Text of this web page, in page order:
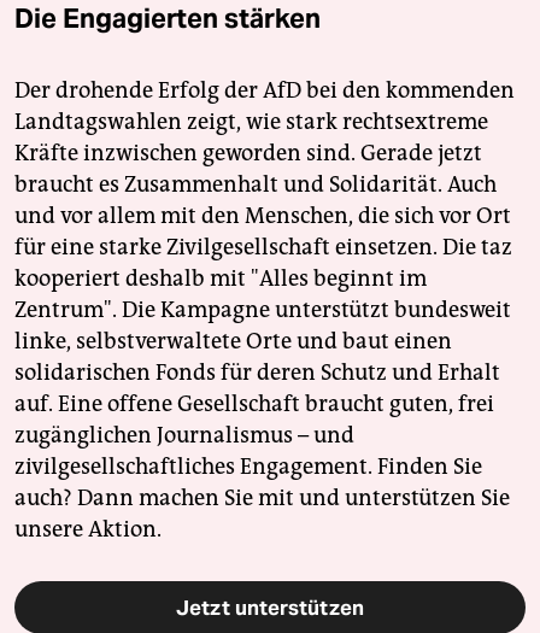
Die Engagierten stärken
Der drohende Erfolg der AfD bei den kommenden
Landtagswahlen zeigt, wie stark rechtsextreme
Kräfte inzwischen geworden sind. Gerade jetzt
braucht es Zusammenhalt und Solidarität. Auch
und vor allem mit den Menschen, die sich vor Ort
für eine starke Zivilgesellschaft einsetzen. Die taz
kooperiert deshalb mit "Alles beginnt im
Zentrum". Die Kampagne unterstützt bundesweit
linke, selbstverwaltete Orte und baut einen
solidarischen Fonds für deren Schutz und Erhalt
auf. Eine offene Gesellschaft braucht guten, frei
zugänglichen Journalismus – und
zivilgesellschaftliches Engagement. Finden Sie
auch? Dann machen Sie mit und unterstützen Sie
unsere Aktion.
Jetzt unterstützen